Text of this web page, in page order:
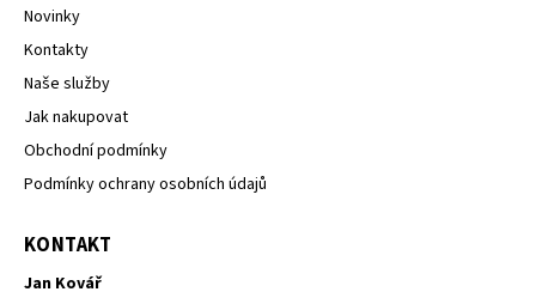
Novinky
Kontakty
Naše služby
Jak nakupovat
Obchodní podmínky
Podmínky ochrany osobních údajů
KONTAKT
Jan Kovář